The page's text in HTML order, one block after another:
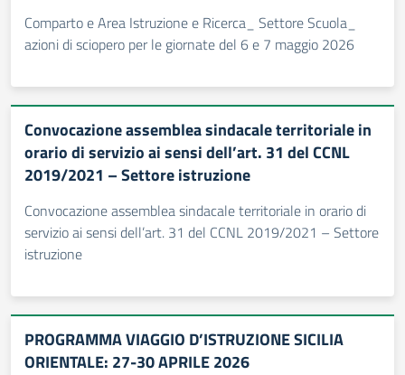
Comparto e Area Istruzione e Ricerca_ Settore Scuola_
azioni di sciopero per le giornate del 6 e 7 maggio 2026
Convocazione assemblea sindacale territoriale in
orario di servizio ai sensi dell’art. 31 del CCNL
2019/2021 – Settore istruzione
Convocazione assemblea sindacale territoriale in orario di
servizio ai sensi dell’art. 31 del CCNL 2019/2021 – Settore
istruzione
PROGRAMMA VIAGGIO D’ISTRUZIONE SICILIA
ORIENTALE: 27-30 APRILE 2026